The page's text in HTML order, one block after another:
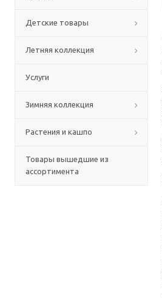
Детские товары
Летняя коллекция
Услуги
Зимняя коллекция
Растения и кашпо
Товары вышедшие из
ассортимента